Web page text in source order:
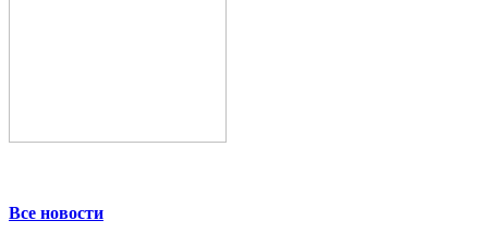
Все новости